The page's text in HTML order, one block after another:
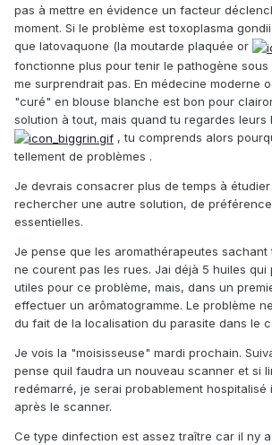
pas à mettre en évidence un facteur
moment. Si le problème est toxoplasma
que latovaquone (la moutarde plaquée or
fonctionne plus pour tenir le pathogène
me surprendrait pas. En médecine moderne
"curé" en blouse blanche est bon pour
solution à tout, mais quand tu regardes leurs
, tu comprends alors
tellement de problèmes .
Je devrais consacrer plus de temps à
rechercher une autre solution, de
essentielles.
Je pense que les aromathérapeutes sachant
ne courent pas les rues. Jai déjà 5 huiles qui
utiles pour ce problème, mais, dans un
effectuer un arômatogramme. Le problème
du fait de la localisation du parasite dans le
Je vois la "moisisseuse" mardi prochain.
pense quil faudra un nouveau scanner et si
redémarré, je serai probablement hospitalisé
après le scanner.
Ce type dinfection est assez traître car il ny